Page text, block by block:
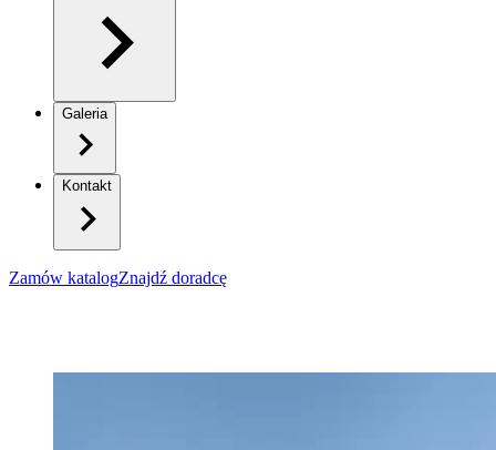
Galeria
Kontakt
Zamów katalogZnajdź doradcę